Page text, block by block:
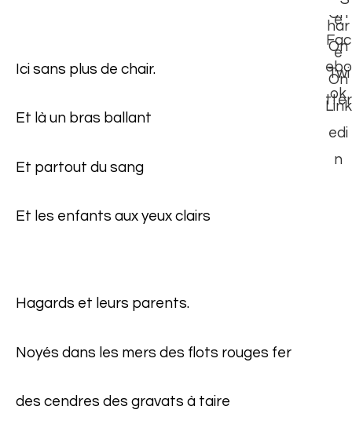
Ici sans plus de chair.
Et là un bras ballant
Et partout du sang
Et les enfants aux yeux clairs
Hagards et leurs parents.
Noyés dans les mers des flots rouges fer
des cendres des gravats à taire